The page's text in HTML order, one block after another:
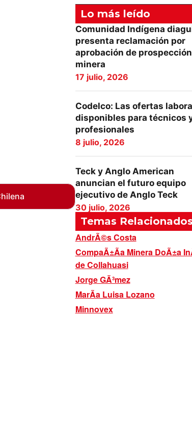
Lo más leído
Comunidad Indígena
presenta reclamación por
aprobación de prospección
minera
17 julio, 2026
Codelco: Las ofertas
disponibles para técnicos
profesionales
8 julio, 2026
Teck y Anglo American
anuncian el futuro equipo
ejecutivo de Anglo Teck
30 julio, 2026
Temas Relacionados
AndrÃ©s Costa
CompaÃ±Ã­a Minera DoÃ±a
de Collahuasi
Jorge GÃ³mez
MarÃ­a Luisa Lozano
Minnovex